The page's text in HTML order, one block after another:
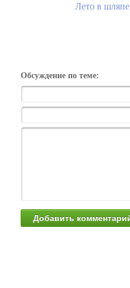
Лето в шляпе
Обсуждение по теме: